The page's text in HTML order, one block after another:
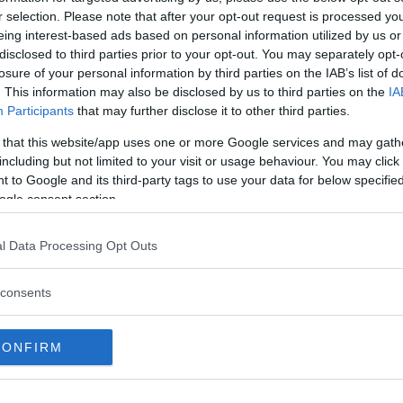
selection. Please note that after your opt-out request is processed
interest-based ads based on personal information utilized by us
to third parties prior to your opt-out. You may separately
of your personal information by third parties on the IAB’s list of
This information may also be disclosed by us to third parties on the
Participants that may further disclose it to other third parties.
that this website/app uses one or more Google services and may
but not limited to your visit or usage behaviour. You may
to Google and its third-party tags to use your data for below
consent section.
Data Processing Opt Outs
du köper bil?